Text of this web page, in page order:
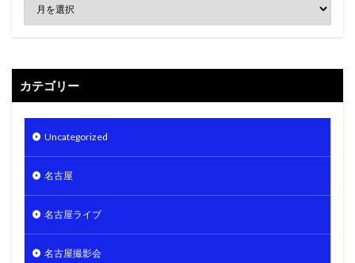
カテゴリー
Uncategorized
名古屋
名古屋ライブ
名古屋撮影会